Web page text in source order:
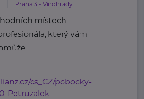
Praha 3 - Vinohrady
místech
který vám
cs_CZ/pobocky-
Petruzalek---